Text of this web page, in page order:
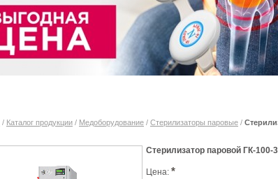
/ Каталог продукции / Медоборудование / Стерилизаторы паровые /
Стерилизатор паровой ГК-100-3
Цена: *